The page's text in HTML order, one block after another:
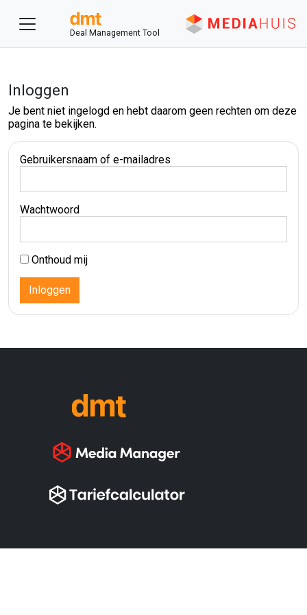
Deal Management Tool
Inloggen
Je bent niet ingelogd en hebt daarom geen rechten om deze
pagina te bekijken.
Gebruikersnaam of e-mailadres
Wachtwoord
Onthoud mij